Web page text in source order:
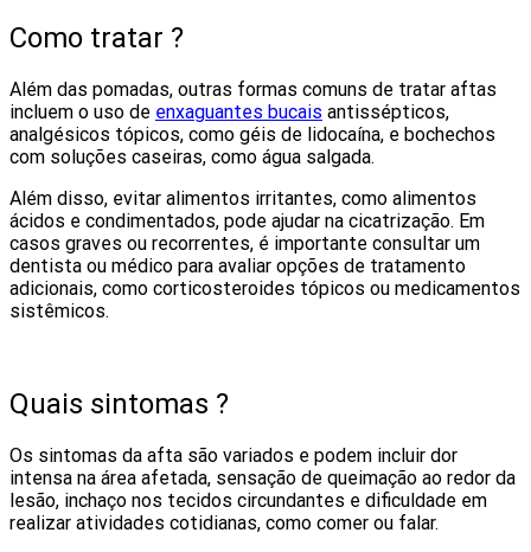
Como tratar ?
Além das pomadas, outras formas comuns de tratar aftas
incluem o uso de enxaguantes bucais antissépticos,
analgésicos tópicos, como géis de lidocaína, e bochechos
com soluções caseiras, como água salgada.
Além disso, evitar alimentos irritantes, como alimentos
ácidos e condimentados, pode ajudar na cicatrização. Em
casos graves ou recorrentes, é importante consultar um
dentista ou médico para avaliar opções de tratamento
adicionais, como corticosteroides tópicos ou medicamentos
sistêmicos.
Quais sintomas ?
Os sintomas da afta são variados e podem incluir dor
intensa na área afetada, sensação de queimação ao redor da
lesão, inchaço nos tecidos circundantes e dificuldade em
realizar atividades cotidianas, como comer ou falar.